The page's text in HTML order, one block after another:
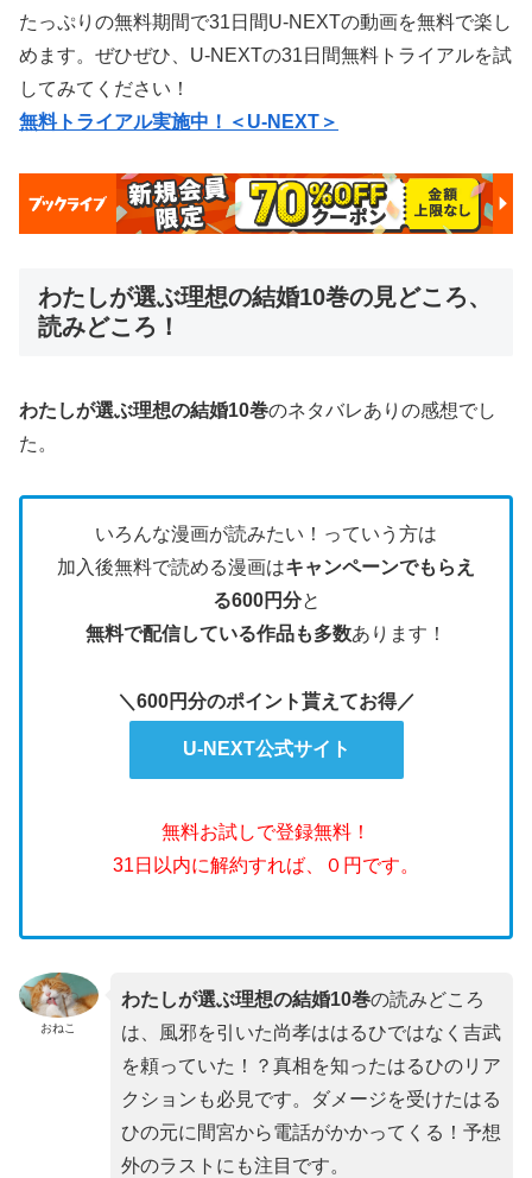
たっぷりの無料期間で31日間U-NEXTの動画を無料で楽し
めます。ぜひぜひ、U-NEXTの31日間無料トライアルを試
してみてください！
無料トライアル実施中！＜U-NEXT＞
わたしが選ぶ理想の結婚10巻の見どころ、
読みどころ！
わたしが選ぶ理想の結婚10巻のネタバレありの感想でし
た。
いろんな漫画が読みたい！っていう方は
加入後無料で読める漫画はキャンペーンでもらえ
る600円分と
無料で配信している作品も多数あります！
＼600円分のポイント貰えてお得／
U-NEXT公式サイト
無料お試しで登録無料！
31日以内に解約すれば、０円です。
おねこ
わたしが選ぶ理想の結婚10巻の読みどころ
は、風邪を引いた尚孝ははるひではなく吉武
を頼っていた！？真相を知ったはるひのリア
クションも必見です。ダメージを受けたはる
ひの元に間宮から電話がかかってくる！予想
外のラストにも注目です。